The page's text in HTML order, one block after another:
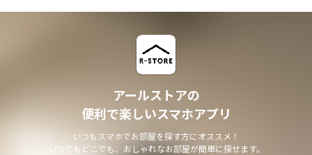
アールストアの
便利で楽しいスマホアプリ
いつもスマホでお部屋を探す方にオススメ！
いつでもどこでも、おしゃれなお部屋が簡単に探せます。